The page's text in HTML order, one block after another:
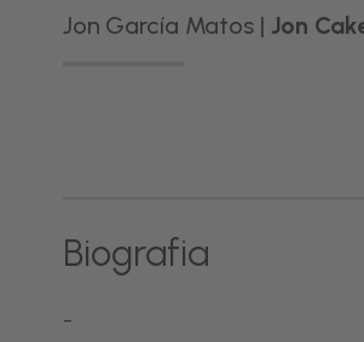
Jon García Matos | Jon
Biografia
-